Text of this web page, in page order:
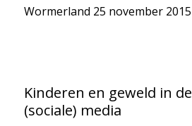
Wormerland 25 november 2015
Kinderen en geweld in de
(sociale) media